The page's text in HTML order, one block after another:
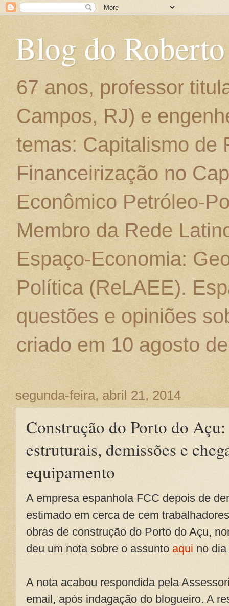
Blog do
67 anos, professor
Campos, RJ) e
temas: Capitalismo de
Financeirização no
Econômico Petróleo-
Membro da Rede
Espaço-Economia:
Política (ReLAEE).
questões e opiniões
criado em 10 agosto
segunda-feira, abril 21, 2014
Construção do Porto do
estruturais, demissões e
equipamento
A empresa espanhola FCC depois de
estimado em cerca de cem
obras de construção do Porto do Açu,
deu um nota sobre o assunto aqui no
A nota acabou respondida pela
email, após indagação do blogueiro. A